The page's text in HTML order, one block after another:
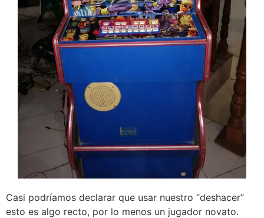
Casi podríamos declarar que usar nuestro “deshacer”
esto es algo recto, por lo menos un jugador novato.